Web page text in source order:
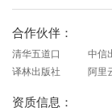
合作伙伴：
清华五道口 中信
译林出版社
阿里
资质信息：